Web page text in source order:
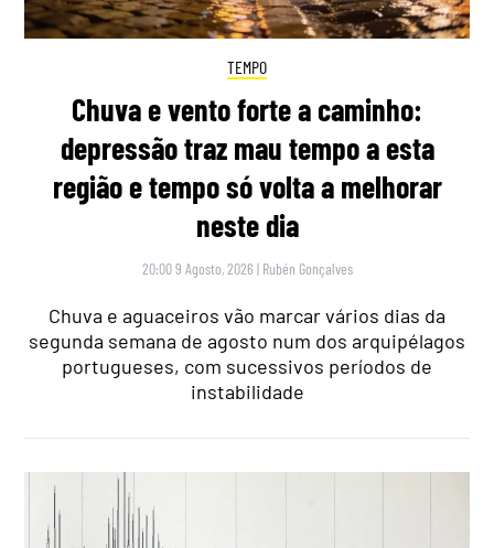
TEMPO
Chuva e vento forte a caminho:
depressão traz mau tempo a esta
região e tempo só volta a melhorar
neste dia
20:00 9 Agosto, 2026 | Rubén Gonçalves
Chuva e aguaceiros vão marcar vários dias da
segunda semana de agosto num dos arquipélagos
portugueses, com sucessivos períodos de
instabilidade